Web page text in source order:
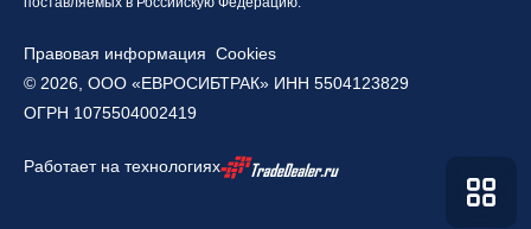
© 2026, ООО «ЕВРОСИБТРАК» ИНН 5504123829
ОГРН 1075504002419
Правовая информация Cookies
Работает на технологиях